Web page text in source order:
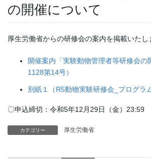
の開催について
厚生労働省からの研修会の案内を掲載いたし
開催案内「実験動物管理者等研修会の
1128第14号）
別紙１（R5動物実験研修会_プログラム
〇申込締切：令和5年12月29日（金）23:59
カテゴリー 厚生労働省